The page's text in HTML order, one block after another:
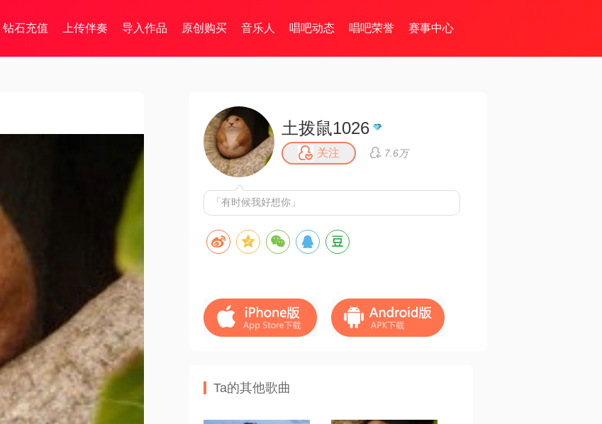
钻石充值 上传伴奏 导入作品 原创购买 音乐人 唱吧动态 唱吧荣誉 赛事中心
土拨鼠1026
关注 7.6万
「有时候我好想你」
Ta的其他歌曲